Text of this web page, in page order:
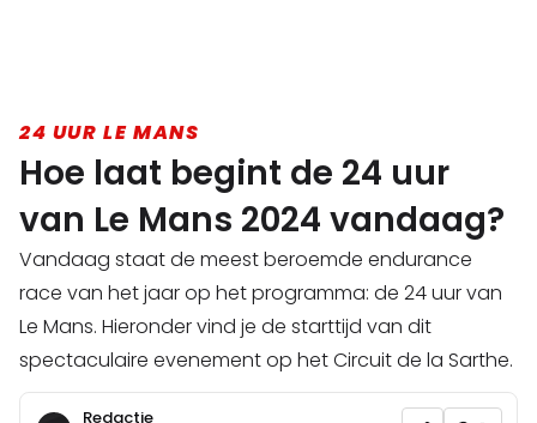
24 UUR LE MANS
Hoe laat begint de 24 uur
van Le Mans 2024 vandaag?
Vandaag staat de meest beroemde endurance
race van het jaar op het programma: de 24 uur van
Le Mans. Hieronder vind je de starttijd van dit
spectaculaire evenement op het Circuit de la Sarthe.
Redactie